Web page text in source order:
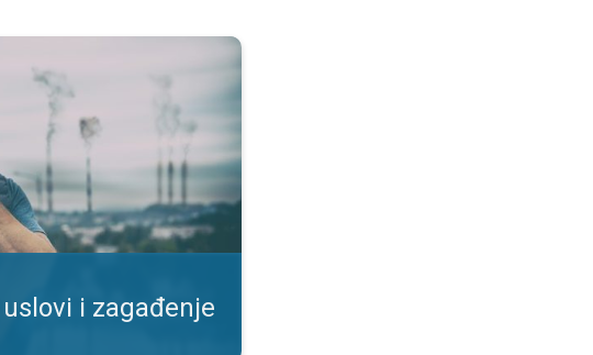
vazduha. Kako se zaštiti?. . .
i zagađenje